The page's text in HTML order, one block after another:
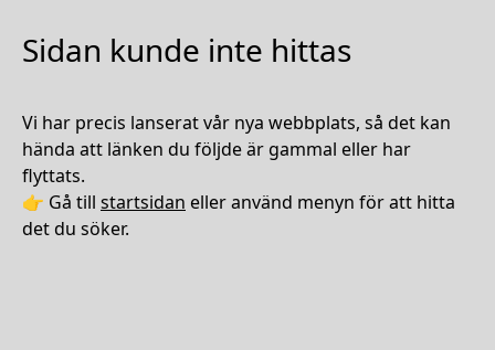
Sidan kunde inte hittas
Vi har precis lanserat vår nya webbplats, så det kan
hända att länken du följde är gammal eller har
flyttats.
👉 Gå till startsidan eller använd menyn för att hitta
det du söker.